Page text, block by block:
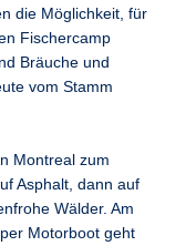
die Möglichkeit, für
Fischercamp
Bräuche und
vom Stamm
Montreal zum
Asphalt, dann auf
Wälder. Am
Motorboot geht